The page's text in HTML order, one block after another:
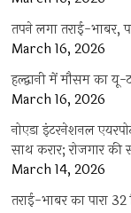
तपने लगा तराई-भाबर,
March 16, 2026
हल्द्वानी में मौसम का यू-
March 16, 2026
नोएडा इंटरनेशनल
साथ करार; रोजगार की
March 14, 2026
तराई-भाबर का पारा